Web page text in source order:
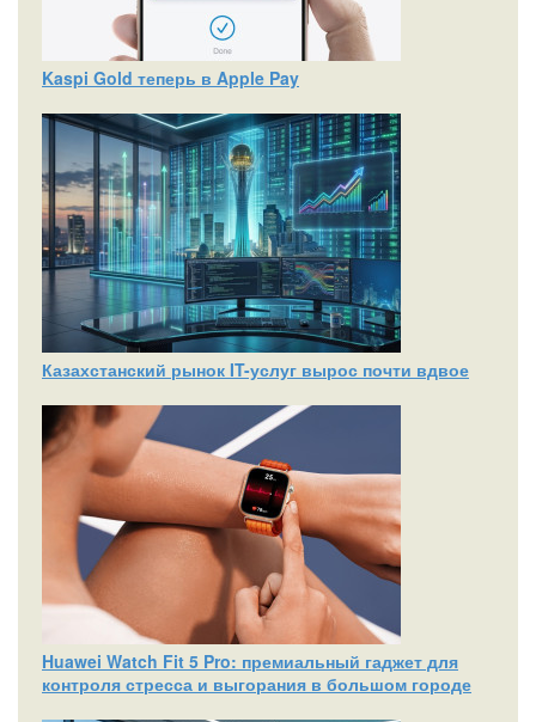
Kaspi Gold теперь в Apple Pay
Казахстанский рынок IT-услуг вырос почти вдвое
Huawei Watch Fit 5 Pro: премиальный гаджет для
контроля стресса и выгорания в большом городе